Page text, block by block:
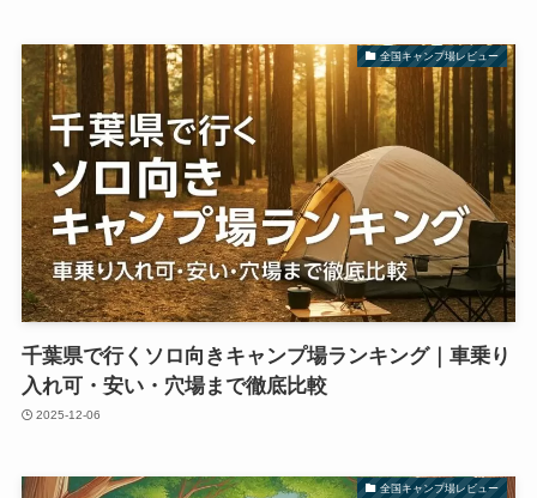
全国キャンプ場レビュー
千葉県で行くソロ向きキャンプ場ランキング｜車乗り
入れ可・安い・穴場まで徹底比較
2025-12-06
全国キャンプ場レビュー